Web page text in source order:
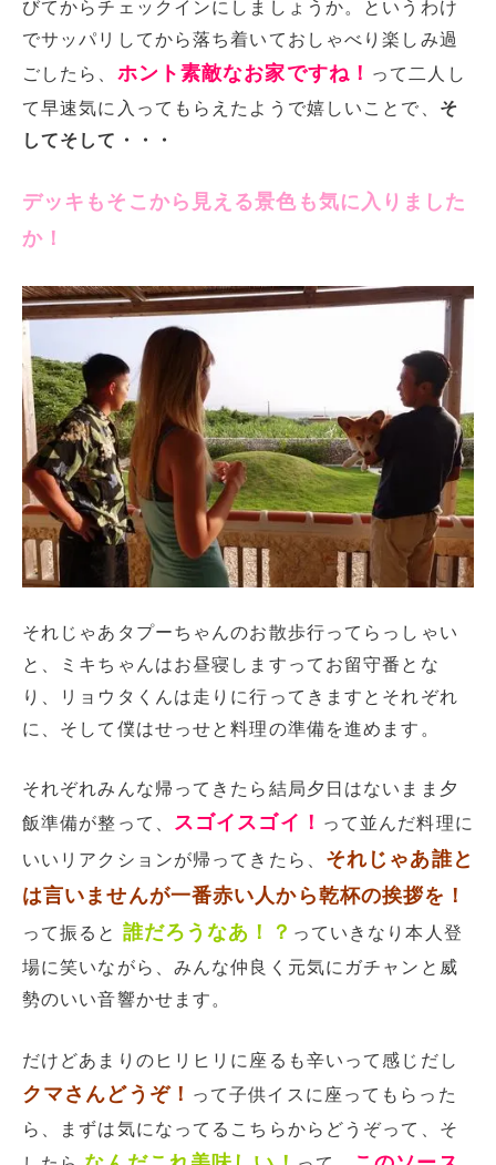
びてからチェックインにしましょうか。というわけ
でサッパリしてから落ち着いておしゃべり楽しみ過
ごしたら、 ホント素敵なお家ですね！ って二人し
て早速気に入ってもらえたようで嬉しいことで、 そ
してそして・・・
デッキもそこから見える景色も気に入りました
か！
それじゃあタプーちゃんのお散歩行ってらっしゃい
と、ミキちゃんはお昼寝しますってお留守番とな
り、リョウタくんは走りに行ってきますとそれぞれ
に、そして僕はせっせと料理の準備を進めます。
それぞれみんな帰ってきたら結局夕日はないまま夕
飯準備が整って、 スゴイスゴイ！ って並んだ料理に
いいリアクションが帰ってきたら、 それじゃあ誰と
は言いませんが一番赤い人から乾杯の挨拶を！
って振ると 誰だろうなあ！？ っていきなり本人登
場に笑いながら、みんな仲良く元気にガチャンと威
勢のいい音響かせます。
だけどあまりのヒリヒリに座るも辛いって感じだし
クマさんどうぞ！ って子供イスに座ってもらった
ら、まずは気になってるこちらからどうぞって、そ